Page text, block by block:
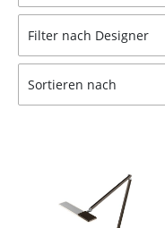
Bänke & Liegen
Sitzsäcke
Schaukelstühle
Filter nach Designer
Sortieren nach